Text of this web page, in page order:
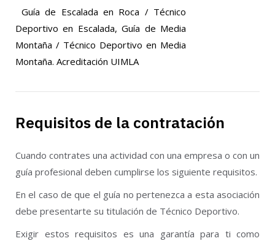
Guía de Escalada en Roca / Técnico
Deportivo en Escalada,Guía de Media
Montaña / Técnico Deportivo en Media
Montaña. Acreditación UIMLA
Requisitos de la contratación
Cuando contrates una actividad con una empresa o con un
guía profesional deben cumplirse los siguiente requisitos.
En el caso de que el guía no pertenezca a esta asociación
debe presentarte su titulación de Técnico Deportivo.
Exigir estos requisitos es una garantía para ti como